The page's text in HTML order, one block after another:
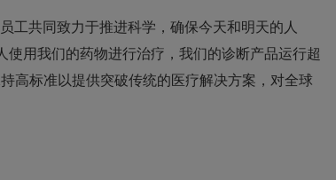
工共同致力于推进科学，确保今天和明天的人
用我们的药物进行治疗，我们的诊断产品运行超
高标准以提供突破传统的医疗解决方案，对全球